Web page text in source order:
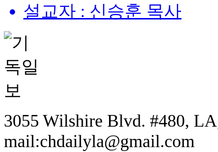
설교자 : 신승훈 목사
3055 Wilshire Blvd. #480,
mail:chdailyla@gmail.com